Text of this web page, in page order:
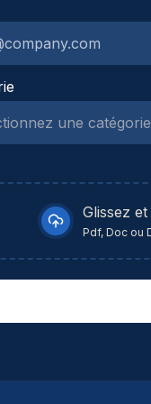
Glissez
Pdf, Doc ou